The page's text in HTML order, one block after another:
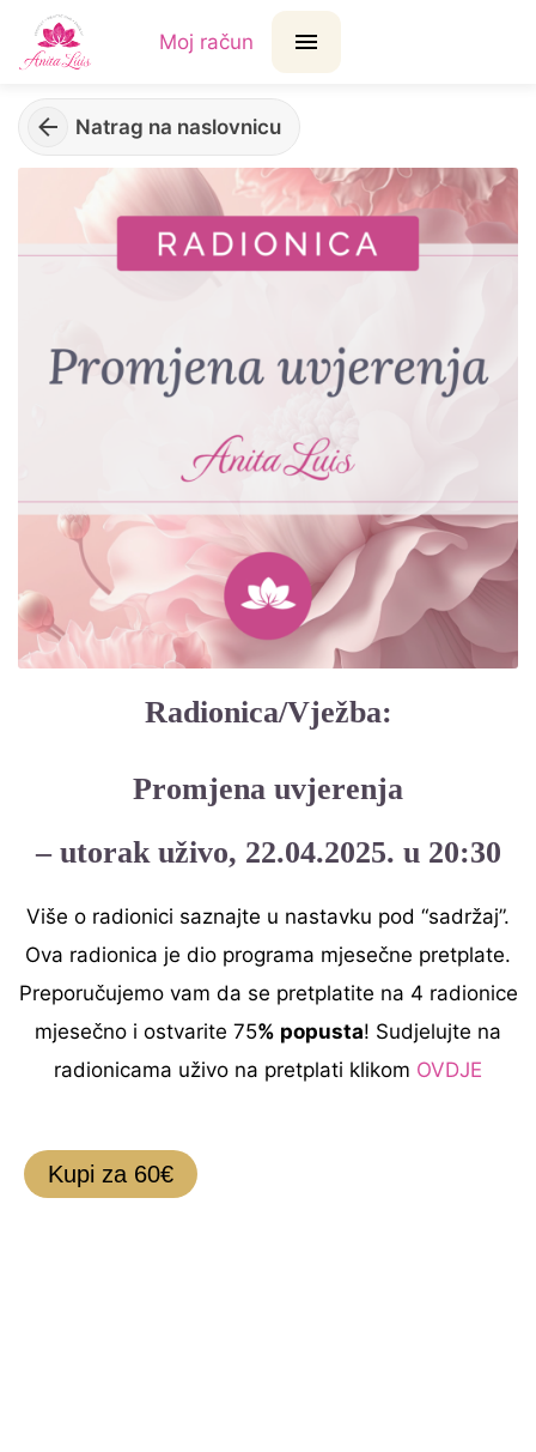
Moj račun
Natrag na naslovnicu
Radionica/Vježba:
Promjena uvjerenja
– utorak uživo, 22.04.2025. u 20:30
Više o radionici saznajte u nastavku pod “sadržaj”.
Ova radionica je dio programa mjesečne pretplate.
Preporučujemo vam da se pretplatite na 4 radionice
mjesečno i ostvarite 75% popusta! Sudjelujte na
radionicama uživo na pretplati klikom OVDJE
Kupi za 60€